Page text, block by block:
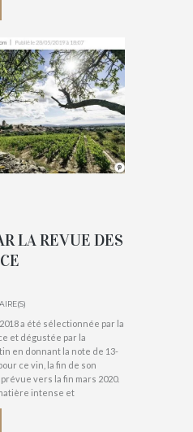
LA REVUE DES
a été sélectionnée par la
et dégustée par la
en donnant la note de 13-
ce vin, la fin de son
vers la fin mars 2020.
intense et